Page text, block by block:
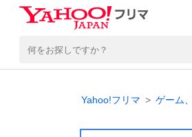
Yahoo!フリマ ゲーム